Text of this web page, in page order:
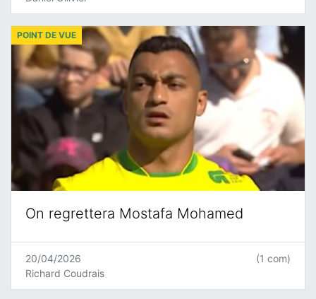
On regrettera Mostafa Mohamed
POINT DE VUE
20/04/2026
Richard Coudrais
(1 com)